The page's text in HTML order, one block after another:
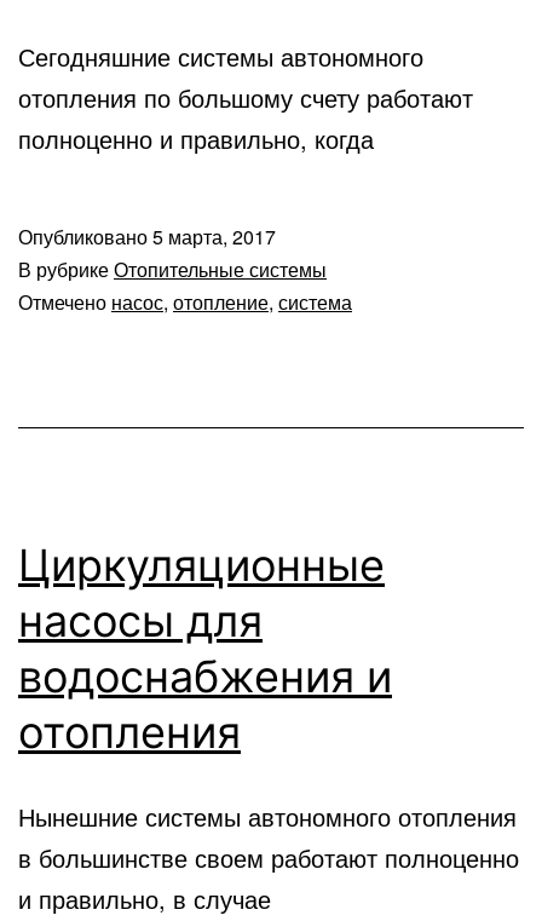
Сегодняшние системы автономного
отопления по большому счету работают
полноценно и правильно, когда
Опубликовано5 марта, 2017
В рубрикеОтопительные системы
Отмечено насос, отопление, система
Циркуляционные
насосы для
водоснабжения и
отопления
Нынешние системы автономного отопления
в большинстве своем работают полноценно
и правильно, в случае